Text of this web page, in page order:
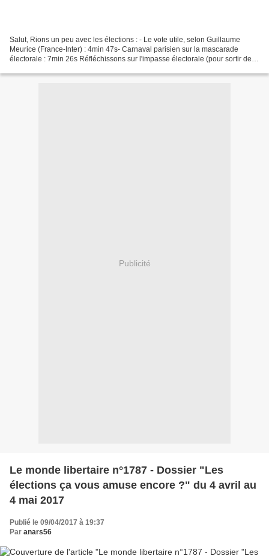
Salut, Rions un peu avec les élections : - Le vote utile, selon Guillaume
Meurice (France-Inter) : 4min 47s- Carnaval parisien sur la mascarade
électorale : 7min 26s Réfléchissons sur l'impasse électorale (pour sortir de
Publicité
Le monde libertaire n°1787 - Dossier "Les
élections ça vous amuse encore ?" du 4 avril au
4 mai 2017
Publié le 09/04/2017 à 19:37
Par anars56